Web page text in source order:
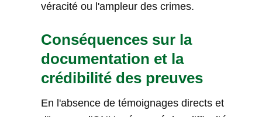
véracité ou l'ampleur des crimes.
Conséquences sur la
documentation et la
crédibilité des preuves
En l'absence de témoignages directs et